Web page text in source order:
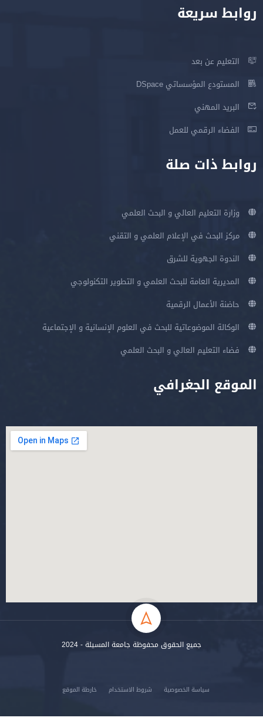
روابط سريعة
التعليم عن بعد
المستودع المؤسساتي DSpace
البريد المهني
الفضاء الرقمي للعمل
روابط ذات صلة
وزارة التعليم العالي و البحث العلمي
مركز البحث في الإعلام العلمي و التقني
الندوة الجهوية للشرق
المديرية العامة للبحث العلمي و التطوير التكنولوجي
حاضنة الأعمال الرقمية
الوكالة الموضوعاتية للبحث في العلوم الإنسانية و الإجتماعية
فضاء التعليم العالي و البحث العلمي
الموقع الجغرافي
جميع الحقوق محفوظة جامعة المسيلة - 2024
سياسة الخصوصية شروط الاستخدام خارطة الموقع